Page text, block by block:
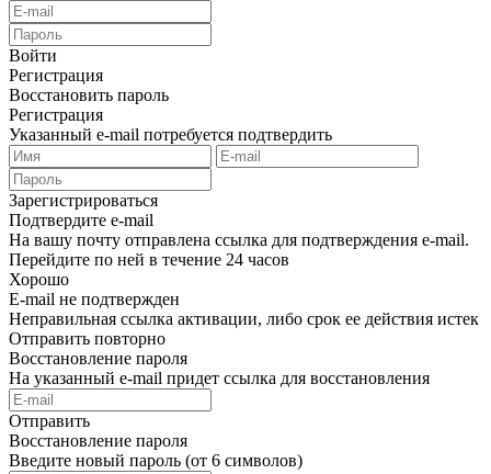
Войти
Регистрация
Восстановить пароль
Регистрация
Указанный e-mail потребуется подтвердить
Зарегистрироваться
Подтвердите e-mail
На вашу почту отправлена ссылка для подтверждения e-mail.
Перейдите по ней в течение 24 часов
Хорошо
E-mail не подтвержден
Неправильная ссылка активации, либо срок ее действия истек
Отправить повторно
Восстановление пароля
На указанный e-mail придет ссылка для восстановления
Отправить
Восстановление пароля
Введите новый пароль (от 6 символов)